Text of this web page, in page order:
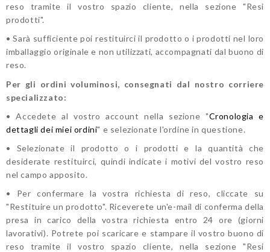
reso tramite il vostro spazio cliente, nella sezione "Resi
prodotti".
• Sarà sufficiente poi restituirci il prodotto o i prodotti nel loro
imballaggio originale e non utilizzati, accompagnati dal buono di
reso.
Per gli ordini voluminosi, consegnati dal nostro corriere
specializzato:
• Accedete al vostro account nella sezione "Cronologia e
dettagli dei miei ordini" e selezionate l'ordine in questione.
• Selezionate il prodotto o i prodotti e la quantità che
desiderate restituirci, quindi indicate i motivi del vostro reso
nel campo apposito.
• Per confermare la vostra richiesta di reso, cliccate su
"Restituire un prodotto". Riceverete un'e-mail di conferma della
presa in carico della vostra richiesta entro 24 ore (giorni
lavorativi). Potrete poi scaricare e stampare il vostro buono di
reso tramite il vostro spazio cliente, nella sezione "Resi